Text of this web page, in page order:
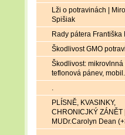
Lži o potravinách |
Spišiak
Rady pátera Františka
Škodlivost GMO
Škodlivost: mikrovlnná
teflonová pánev,
.
PLÍSNĚ, KVASINKY,
CHRONICJKÝ ZÁNĚT |
MUDr.Carolyn Dean